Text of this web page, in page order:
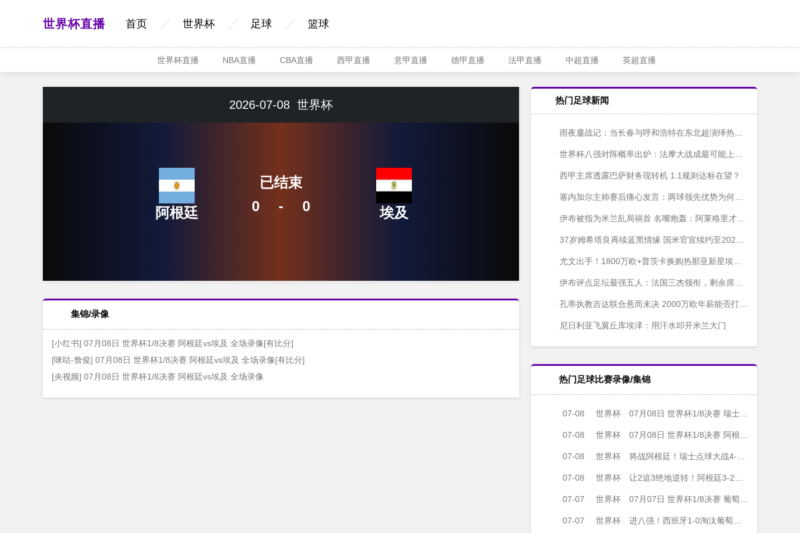
世界杯直播 首页 世界杯 足球 篮球
世界杯直播 NBA直播 CBA直播 西甲直播 意甲直播 德甲直播 法甲直播 中超直播 英超直播
2026-07-08 世界杯
阿根廷 0 - 0
已结束
埃及
集锦/录像
[小红书] 07月08日 世界杯1/8决赛 阿根廷vs埃及 全场录像[有比分]
[咪咕-詹俊] 07月08日 世界杯1/8决赛 阿根廷vs埃及 全场录像[有比分]
[央视频] 07月08日 世界杯1/8决赛 阿根廷vs埃及 全场录像
热门足球新闻
雨夜鏖战记：当长春与呼和浩特在东北超演绎热血兄弟情
世界杯八强对阵概率出炉：法摩大战成最可能上演的巅峰对决
西甲主席透露巴萨财务现转机 1:1规则达标在望？
塞内加尔主帅赛后痛心发言：两球领先优势为何最终化为泡影？
伊布被指为米兰乱局祸首 名嘴炮轰：阿莱格里才是背锅侠
37岁姆希塔良再续蓝黑情缘 国米官宣续约至2027年
尤文出手！1800万欧+普茨卡换购热那亚新星埃哈托尔
伊布评点足坛最强五人：法国三杰领衔，剩余席位引热议
孔蒂执教吉达联合悬而未决 2000万欧年薪能否打动意大利名帅？
尼日利亚飞翼丘库埃泽：用汗水叩开米兰大门
热门足球比赛录像/集锦
07-08 世界杯 07月08日 世界杯1/8决赛 瑞士vs哥伦比亚 全场录像
07-08 世界杯 07月08日 世界杯1/8决赛 阿根廷vs埃及 全场录像
07-08 世界杯 将战阿根廷！瑞士点球大战4-3淘汰哥伦比亚 D·桑切斯、库乔失点
07-08 世界杯 让2追3绝地逆转！阿根廷3-2绝杀埃及进8强 梅西传射+失点恩佐绝杀
07-07 世界杯 07月07日 世界杯1/8决赛 葡萄牙vs西班牙 全场录像
07-07 世界杯 进八强！西班牙1-0淘汰葡萄牙 梅里诺91分钟绝杀41岁C罗最后一舞